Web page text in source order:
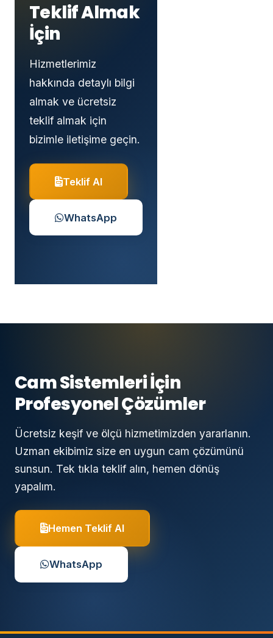
Teklif Almak
İçin
Hizmetlerimiz
hakkında detaylı bilgi
almak ve ücretsiz
teklif almak için
bizimle iletişime geçin.
Teklif Al
WhatsApp
Cam Sistemleri İçin
Profesyonel Çözümler
Ücretsiz keşif ve ölçü hizmetimizden yararlanın.
Uzman ekibimiz size en uygun cam çözümünü
sunsun. Tek tıkla teklif alın, hemen dönüş
yapalım.
Hemen Teklif Al
WhatsApp